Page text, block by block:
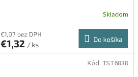
Skladom
€1,07 bez DPH
€1,32 / ks
Do košíka
Kód: TST6838